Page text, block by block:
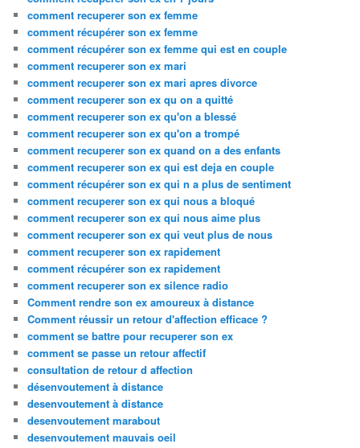
comment recuperer son ex femme
comment récupérer son ex femme
comment récupérer son ex femme qui est en couple
comment recuperer son ex mari
comment recuperer son ex mari apres divorce
comment recuperer son ex qu on a quitté
comment recuperer son ex qu'on a blessé
comment recuperer son ex qu'on a trompé
comment recuperer son ex quand on a des enfants
comment recuperer son ex qui est deja en couple
comment récupérer son ex qui n a plus de sentiment
comment recuperer son ex qui nous a bloqué
comment recuperer son ex qui nous aime plus
comment recuperer son ex qui veut plus de nous
comment recuperer son ex rapidement
comment récupérer son ex rapidement
comment recuperer son ex silence radio
Comment rendre son ex amoureux à distance
Comment réussir un retour d'affection efficace ?
comment se battre pour recuperer son ex
comment se passe un retour affectif
consultation de retour d affection
désenvoutement à distance
desenvoutement à distance
desenvoutement marabout
desenvoutement mauvais oeil